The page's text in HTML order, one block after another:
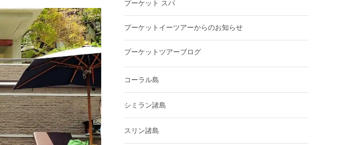
プーケット スパ
プーケットイーツアーからのお知らせ
プーケットツアーブログ
コーラル島
シミラン諸島
スリン諸島